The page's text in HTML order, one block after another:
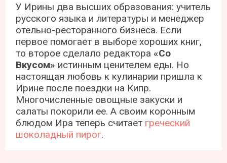
У Ирины два высших образования: учитель
русского языка и литературы и менеджер
отельно-ресторанного бизнеса. Если
первое помогает в выборе хороших книг,
то второе сделало редактора«Со
Вкусом» истинным ценителем еды. Но
настоящая любовь к кулинарии пришла к
Ирине после поездки на Кипр.
Многочисленные овощные закуски и
салаты покорили ее. А своим коронным
блюдом Ира теперь считает греческий
шоколадный пирог.